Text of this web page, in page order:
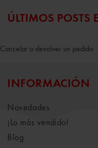
ÚLTIMOS POSTS
Cancelar o devolver un pedido
INFORMACIÓN
Novedades
¡Lo más vendido!
Blog